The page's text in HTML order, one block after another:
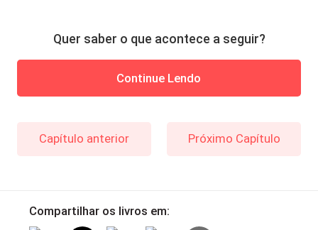
Quer saber o que acontece a seguir?
Continue Lendo
Capítulo anterior Próximo Capítulo
Compartilhar os livros em: